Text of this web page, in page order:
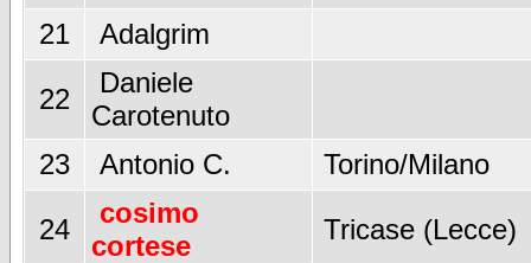
21
Adalgrim
22
Daniele
Carotenuto
23
Antonio C. Torino/Milano
24
cosimo
cortese
Tricase (Lecce)